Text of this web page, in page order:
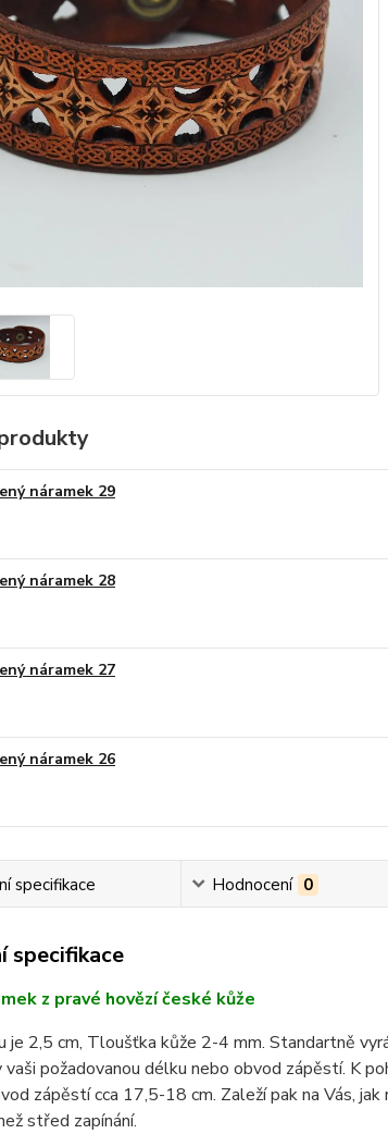
náramek 29
náramek 28
náramek 27
náramek 26
specifikace Hodnocení 0
specifikace
z pravé hovězí české kůže
je 2,5 cm, Tloušťka kůže 2-4 mm. Standartně
vaši požadovanou délku nebo obvod zápěstí. K
zápěstí cca 17,5-18 cm. Zaleží pak na Vás,
střed zapínání.